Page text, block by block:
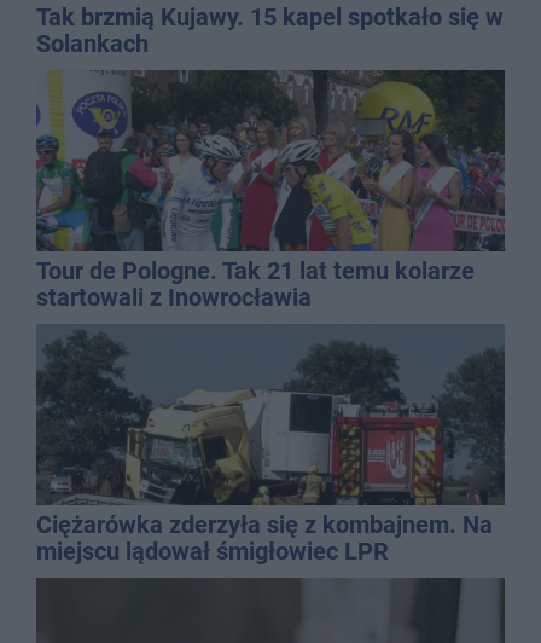
Tak brzmią Kujawy. 15 kapel spotkało się w
Solankach
Tour de Pologne. Tak 21 lat temu kolarze
startowali z Inowrocławia
Ciężarówka zderzyła się z kombajnem. Na
miejscu lądował śmigłowiec LPR